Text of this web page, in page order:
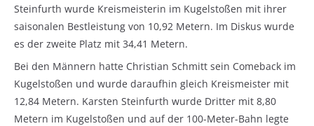
Steinfurth wurde Kreismeisterin im Kugelstoßen mit ihrer
saisonalen Bestleistung von 10,92 Metern. Im Diskus wurde
es der zweite Platz mit 34,41 Metern.
Bei den Männern hatte Christian Schmitt sein Comeback im
Kugelstoßen und wurde daraufhin gleich Kreismeister mit
12,84 Metern. Karsten Steinfurth wurde Dritter mit 8,80
Metern im Kugelstoßen und auf der 100-Meter-Bahn legte